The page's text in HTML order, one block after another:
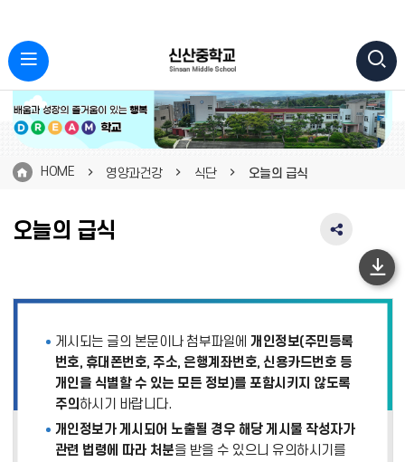
HOME 영양과건강 식단 오늘의 급식
오늘의 급식
SNS
역
치
기
게시되는 글의 본문이나 첨부파일에 개인정보(주민등록
번호, 휴대폰번호, 주소, 은행계좌번호, 신용카드번호 등
개인을 식별할 수 있는 모든 정보)를 포함시키지 않도록
주의 하시기 바랍니다.
개인정보가 게시되어 노출될 경우 해당 게시물 작성자가
관련 법령에 따라 처분을 받을 수 있으니 유의하시기를
하
단